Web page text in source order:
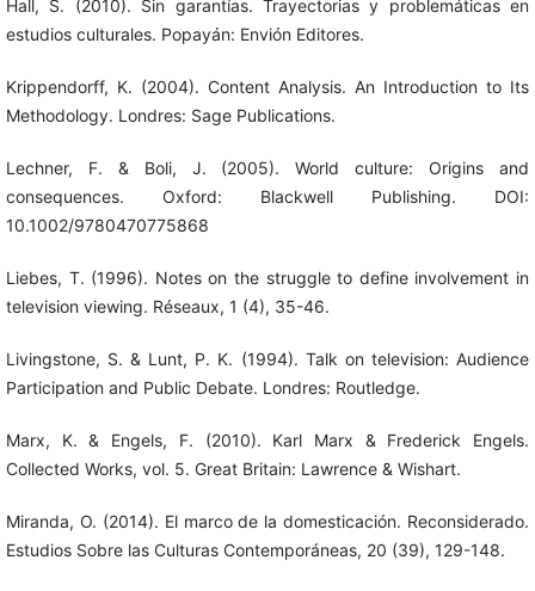
Hall, S. (2010). Sin garantías. Trayectorias y problemáticas en
estudios culturales. Popayán: Envión Editores.
Krippendorff, K. (2004). Content Analysis. An Introduction to Its
Methodology. Londres: Sage Publications.
Lechner, F. & Boli, J. (2005). World culture: Origins and
consequences. Oxford: Blackwell Publishing. DOI:
10.1002/9780470775868
Liebes, T. (1996). Notes on the struggle to define involvement in
television viewing. Réseaux, 1 (4), 35-46.
Livingstone, S. & Lunt, P. K. (1994). Talk on television: Audience
Participation and Public Debate. Londres: Routledge.
Marx, K. & Engels, F. (2010). Karl Marx & Frederick Engels.
Collected Works, vol. 5. Great Britain: Lawrence & Wishart.
Miranda, O. (2014). El marco de la domesticación. Reconsiderado.
Estudios Sobre las Culturas Contemporáneas, 20 (39), 129-148.